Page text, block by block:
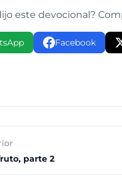
este devocional?
Facebook
parte 2